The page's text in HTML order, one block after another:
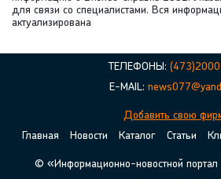
для связи со специалистами. Вся
актуализирована
ТЕЛЕФОНЫ:
E-MAIL:
Добавить свою
Главная
Новости Каталог Статьи
© «Информационно-новостной